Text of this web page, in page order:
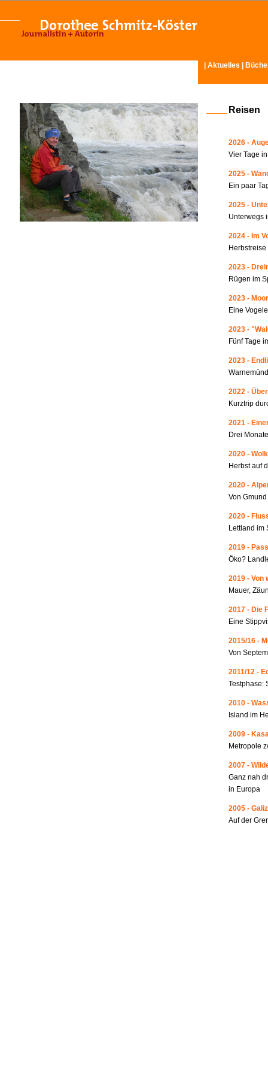
Aktuelles
Reisen
2026 -
Vier Tage
2025 -
Ein paar
2025 -
Unterwegs
2024 - Im
2023 -
Rügen im
2023 -
Eine
2023 -
Fünf Tage
2023 -
2022 -
Kurztrip
2021 -
Drei
2020 -
Herbst auf
2020 -
Von
2020 -
Lettland im
2019 -
Öko?
2019 - Von
Mauer,
2017 - Die
Eine
2015/16 -
Von
2011/12 -
Testphase:
2010 -
Island im
2009 -
Metropole
2007 -
Ganz nah
in Europa
2005 -
Auf der